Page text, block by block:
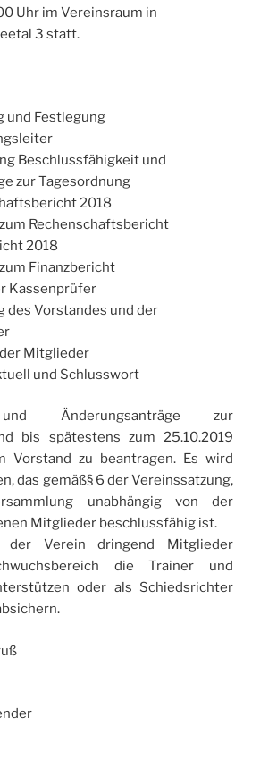
Uhr im Vereinsraum in
3 statt.
und Festlegung
Beschlussfähigkeit und
zur Tagesordnung
2018
Rechenschaftsbericht
2018
Finanzbericht
Kassenprüfer
des Vorstandes und der
Mitglieder
und Schlusswort
und Änderungsanträge zur
bis spätestens zum 25.10.2019
Vorstand zu beantragen. Es wird
das gemäß§ 6 der Vereinssatzung,
unabhängig von der
Mitglieder beschlussfähig ist.
der Verein dringend Mitglieder
die Trainer und
oder als Schiedsrichter